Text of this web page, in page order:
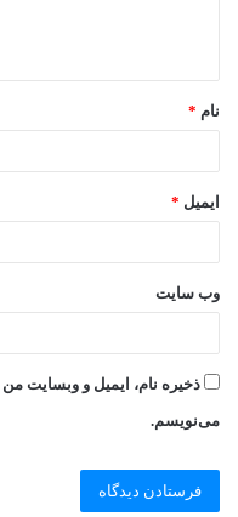
نام *
ایمیل *
وب‌ سایت
ذخیره نام، ایمیل و وبسایت
می‌نویسم.